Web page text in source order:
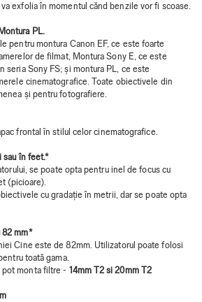
exfolia în momentul cănd benzile vor fi scoase.
PL.
pentru montura Canon EF, ce este foarte
de filmat, Montura Sony E, ce este
seria Sony FS; și montura PL, ce este
cinematografice. Toate obiectivele din
și pentru fotografiere.
frontal în stilul celor cinematografice.
sau în feet.*
se poate opta pentru inel de focus cu
(picioare).
cu gradație în metrii, dar se poate opta
82 mm*
Cine este de 82mm. Utilizatorul poate folosi
toată gama.
monta filtre - 14mm T2 si 20mm T2